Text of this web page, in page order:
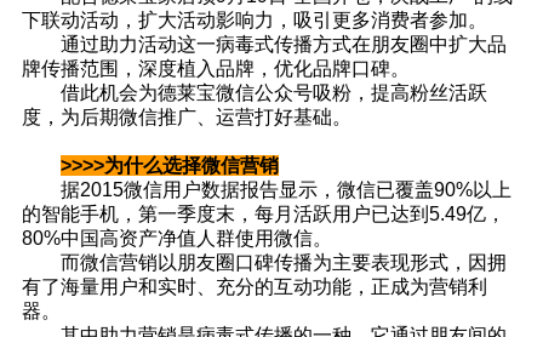
下联动活动，扩大活动影响力，吸引更多消费者参加。
通过助力活动这一病毒式传播方式在朋友圈中扩大品
牌传播范围，深度植入品牌，优化品牌口碑。
借此机会为德莱宝微信公众号吸粉，提高粉丝活跃
度，为后期微信推广、运营打好基础。
>>>>为什么选择微信营销
据2015微信用户数据报告显示，微信已覆盖90%以上
的智能手机，第一季度末，每月活跃用户已达到5.49亿，
80%中国高资产净值人群使用微信。
而微信营销以朋友圈口碑传播为主要表现形式，因拥
有了海量用户和实时、充分的互动功能，正成为营销利
器。